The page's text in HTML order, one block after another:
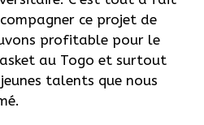
ce projet de
profitable pour le
au Togo et surtout
talents que nous